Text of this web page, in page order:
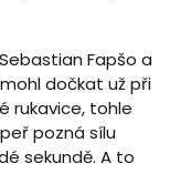
Fapšo a
dočkat už při
rukavice, tohle
pozná sílu
sekundě. A to